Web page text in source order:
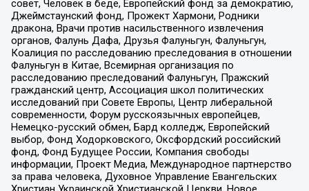
совет, Человек в беде, Европейский фонд за демократию,
Джеймстаунский фонд, Прожект Хармони, Родники
дракона, Врачи против насильственного извлечения
органов, Фалунь Дафа, Друзья Фалуньгун, Фалуньгун,
Коалиция по расследованию преследования в отношении
Фалуньгун в Китае, Всемирная организация по
расследованию преследований Фалуньгун, Пражский
гражданский центр, Ассоциация школ политических
исследований при Совете Европы, Центр либеральной
современности, Форум русскоязычных европейцев,
Немецко-русский обмен, Бард колледж, Европейский
выбор, Фонд Ходорковского, Оксфордский российский
фонд, Фонд Будущее России, Компания свободы
информации, Проект Медиа, Международное партнерство
за права человека, Духовное Управление Евангельских